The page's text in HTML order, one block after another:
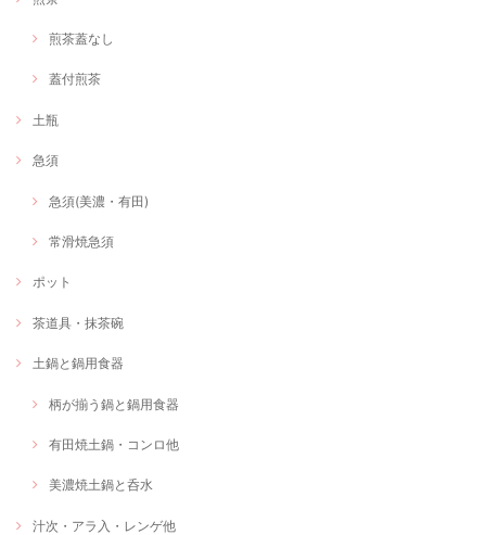
煎茶蓋なし
蓋付煎茶
土瓶
急須
急須(美濃・有田)
常滑焼急須
ポット
茶道具・抹茶碗
土鍋と鍋用食器
柄が揃う鍋と鍋用食器
有田焼土鍋・コンロ他
美濃焼土鍋と呑水
汁次・アラ入・レンゲ他